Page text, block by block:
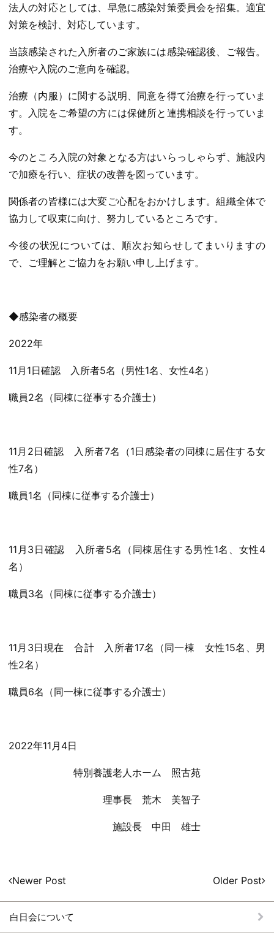
法人の対応としては、早急に感染対策委員会を招集。適宜
対策を検討、対応しています。
当該感染された入所者のご家族には感染確認後、ご報告。
治療や入院のご意向を確認。
治療（内服）に関する説明、同意を得て治療を行っていま
す。入院をご希望の方には保健所と連携相談を行っていま
す。
今のところ入院の対象となる方はいらっしゃらず、施設内
で加療を行い、症状の改善を図っています。
関係者の皆様には大変ご心配をおかけします。組織全体で
協力して収束に向け、努力しているところです。
今後の状況については、順次お知らせしてまいりますの
で、ご理解とご協力をお願い申し上げます。
◆感染者の概要
2022年
11月1日確認 入所者5名（男性1名、女性4名）
職員2名（同棟に従事する介護士）
11月2日確認 入所者7名（1日感染者の同棟に居住する女
性7名）
職員1名（同棟に従事する介護士）
11月3日確認 入所者5名（同棟居住する男性1名、女性4
名）
職員3名（同棟に従事する介護士）
11月3日現在 合計 入所者17名（同一棟 女性15名、男
性2名）
職員6名（同一棟に従事する介護士）
2022年11月4日
特別養護老人ホーム 照古苑
理事長 荒木 美智子
施設長 中田 雄士
投
ナ
ビ
Older Post
Newer Post
白日会について